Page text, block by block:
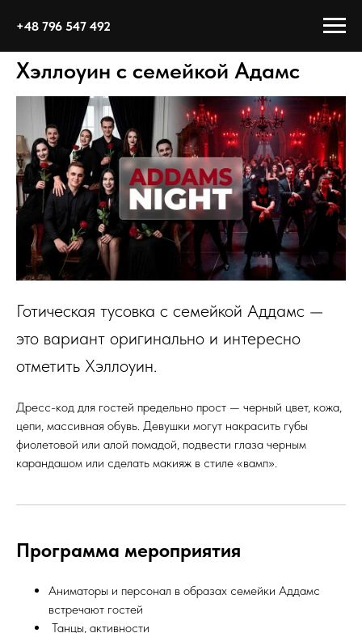
+48 796 547 492
Хэллоуин с семейкой Адамс
Готическая тусовка с семейкой Аддамс —
это вариант оригинально и интересно
отметить Хэллоуин.
Дресс-код для гостей предельно прост — черный цвет, кожа,
цепи, массивная обувь. Девушки могут накрасить губы
фиолетовой или алой помадой, подвести глаза черным
карандашом или сделать макияж в стиле «вамп».
Программа мероприятия
Аниматоры и персонал в образах семейки Аддамс
встречают гостей
Танцы, активности